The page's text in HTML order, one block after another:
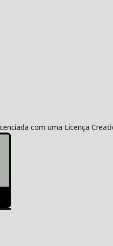
com uma Licença